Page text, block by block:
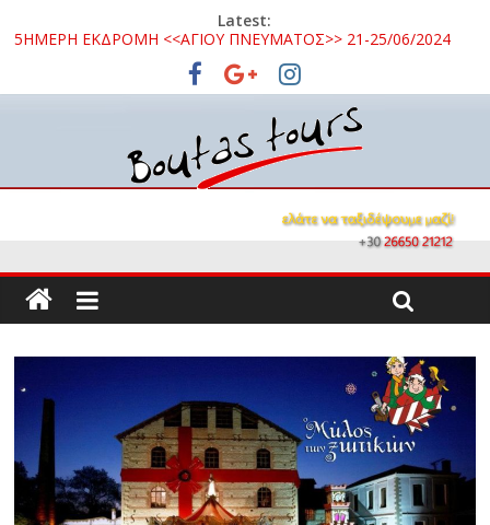
Latest:
5ΗΜΕΡΗ ΕΚΔΡΟΜΗ <<ΑΓΙΟΥ ΠΝΕΥΜΑΤΟΣ>> 21-25/06/2024
3ΗΜΕΡΗ ΕΚΔΡΟΜΗ ΣΤΑ ΚΑΛΑΒΡΥΤΑ 16 – 18/10/2026
3ΗΜΕΡΗ ΕΚΔΡΟΜΗ ΚΑΒΑΛΑ – ΘΑΣΟΣ – ΣΠΗΛΑΙΟ ΑΛΙΣΤΡΑΤΗΣ
– ΛΙΜΝΗ ΚΕΡΚΙΝΗ 08 – 10 / 09 /2026
3ΗΜΕΡΗ ΕΚΔΡΟΜΗ ΣΤΗΝ ΒΥΖΑΝΤΙΝΗ ΟΧΡΙΔΑ 26 -28/10/2024
ΜΟΝΟΗΜΕΡΗ ΕΚΔΡΟΜΗ ΝΑΥΠΑΚΤΟΣ – ΤΡΙΖΟΝΙΑ 15/09/2024